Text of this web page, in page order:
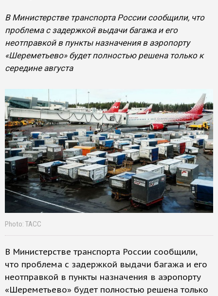
В Министерстве транспорта России сообщили, что
проблема с задержкой выдачи багажа и его
неотправкой в пункты назначения в аэропорту
«Шереметьево» будет полностью решена только к
середине августа
Photo: ТАСС
В Министерстве транспорта России сообщили,
что проблема с задержкой выдачи багажа и его
неотправкой в пункты назначения в аэропорту
«Шереметьево» будет полностью решена только